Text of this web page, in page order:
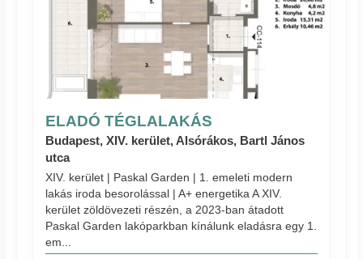
ELADÓ TÉGLALAKÁS
Budapest, XIV. kerület, Alsórákos, Bartl János
utca
XIV. kerület | Paskal Garden | 1. emeleti modern
lakás iroda besorolással | A+ energetika A XIV.
kerület zöldövezeti részén, a 2023-ban átadott
Paskal Garden lakóparkban kínálunk eladásra egy 1.
em...